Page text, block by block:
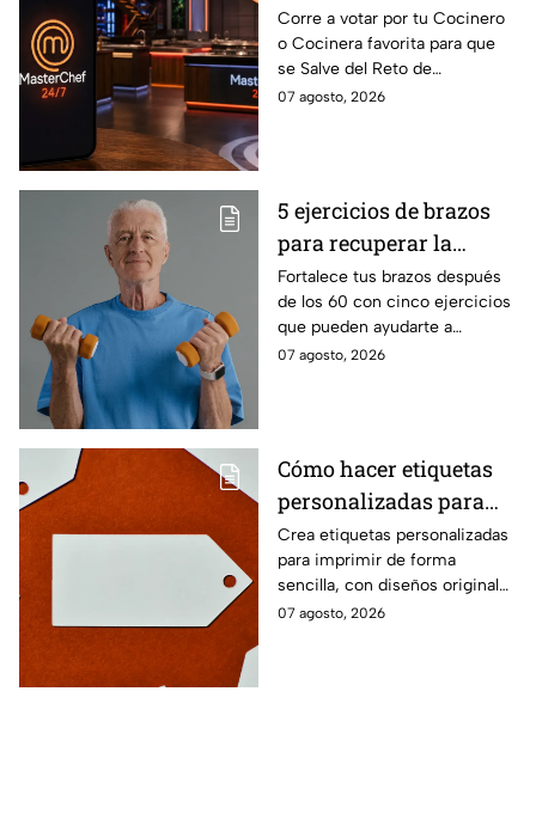
MasterChef 24/7 para
que salves a un
Cocinero del Reto de
Eliminación de este
Corre a votar por tu Cocinero
o Cocinera favorita para que
se Salve del Reto de
Eliminación de MasterChef
07 agosto, 2026
5 ejercicios de brazos
para recuperar la
fuerza después de los
60
Fortalece tus brazos después
de los 60 con cinco ejercicios
que pueden ayudarte a
recuperar fuerza, movilidad y
07 agosto, 2026
Cómo hacer etiquetas
personalizadas para
imprimir
Crea etiquetas personalizadas
para imprimir de forma
sencilla, con diseños originales
y detalles adaptados a tus
07 agosto, 2026